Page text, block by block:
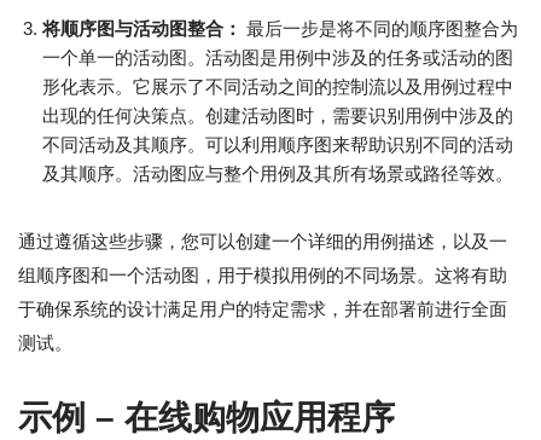
将顺序图与活动图整合： 最后一步是将不同的顺序图整合为
一个单一的活动图。活动图是用例中涉及的任务或活动的图
形化表示。它展示了不同活动之间的控制流以及用例过程中
出现的任何决策点。创建活动图时，需要识别用例中涉及的
不同活动及其顺序。可以利用顺序图来帮助识别不同的活动
及其顺序。活动图应与整个用例及其所有场景或路径等效。
通过遵循这些步骤，您可以创建一个详细的用例描述，以及一
组顺序图和一个活动图，用于模拟用例的不同场景。这将有助
于确保系统的设计满足用户的特定需求，并在部署前进行全面
测试。
示例 – 在线购物应用程序